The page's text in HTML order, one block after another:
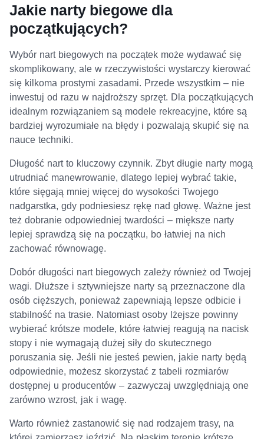
Jakie narty biegowe dla
początkujących?
Wybór nart biegowych na początek może wydawać się
skomplikowany, ale w rzeczywistości wystarczy kierować
się kilkoma prostymi zasadami. Przede wszystkim – nie
inwestuj od razu w najdroższy sprzęt. Dla początkujących
idealnym rozwiązaniem są modele rekreacyjne, które są
bardziej wyrozumiałe na błędy i pozwalają skupić się na
nauce techniki.
Długość nart to kluczowy czynnik. Zbyt długie narty mogą
utrudniać manewrowanie, dlatego lepiej wybrać takie,
które sięgają mniej więcej do wysokości Twojego
nadgarstka, gdy podniesiesz rękę nad głowę. Ważne jest
też dobranie odpowiedniej twardości – miększe narty
lepiej sprawdzą się na początku, bo łatwiej na nich
zachować równowagę.
Dobór długości nart biegowych zależy również od Twojej
wagi. Dłuższe i sztywniejsze narty są przeznaczone dla
osób cięższych, ponieważ zapewniają lepsze odbicie i
stabilność na trasie. Natomiast osoby lżejsze powinny
wybierać krótsze modele, które łatwiej reagują na nacisk
stopy i nie wymagają dużej siły do skutecznego
poruszania się. Jeśli nie jesteś pewien, jakie narty będą
odpowiednie, możesz skorzystać z tabeli rozmiarów
dostępnej u producentów – zazwyczaj uwzględniają one
zarówno wzrost, jak i wagę.
Warto również zastanowić się nad rodzajem trasy, na